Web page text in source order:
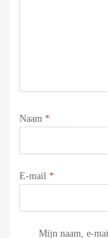
Naam *
E-mail *
Mijn naam, e-